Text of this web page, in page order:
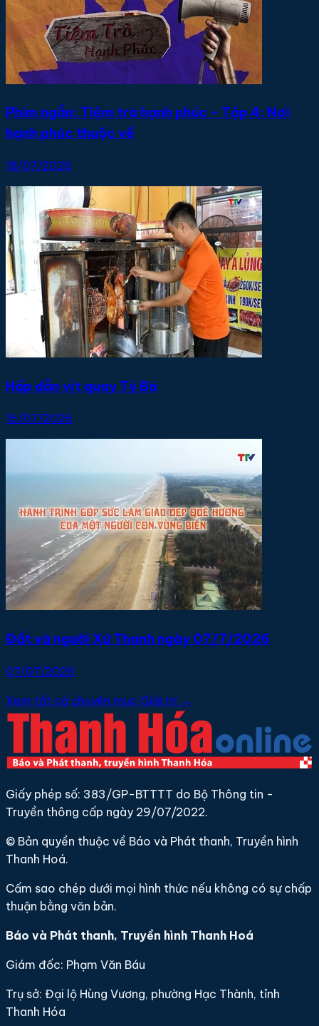
Phim ngắn: Tiệm trà hạnh phúc - Tập 4: Nơi
hạnh phúc thuộc về
18/07/2026
Hấp dẫn vịt quay Tỳ Bà
16/07/2026
Đất và người Xứ Thanh ngày 07/7/2026
07/07/2026
Xem tất cả chuyên mục Giải trí →
Giấy phép số: 383/GP-BTTTT do Bộ Thông tin -
Truyền thông cấp ngày 29/07/2022.
© Bản quyền thuộc về Báo và Phát thanh, Truyền hình
Thanh Hoá.
Cấm sao chép dưới mọi hình thức nếu không có sự chấp
thuận bằng văn bản.
Báo và Phát thanh, Truyền hình Thanh Hoá
Giám đốc: Phạm Văn Báu
Trụ sở: Đại lộ Hùng Vương, phường Hạc Thành, tỉnh
Thanh Hóa